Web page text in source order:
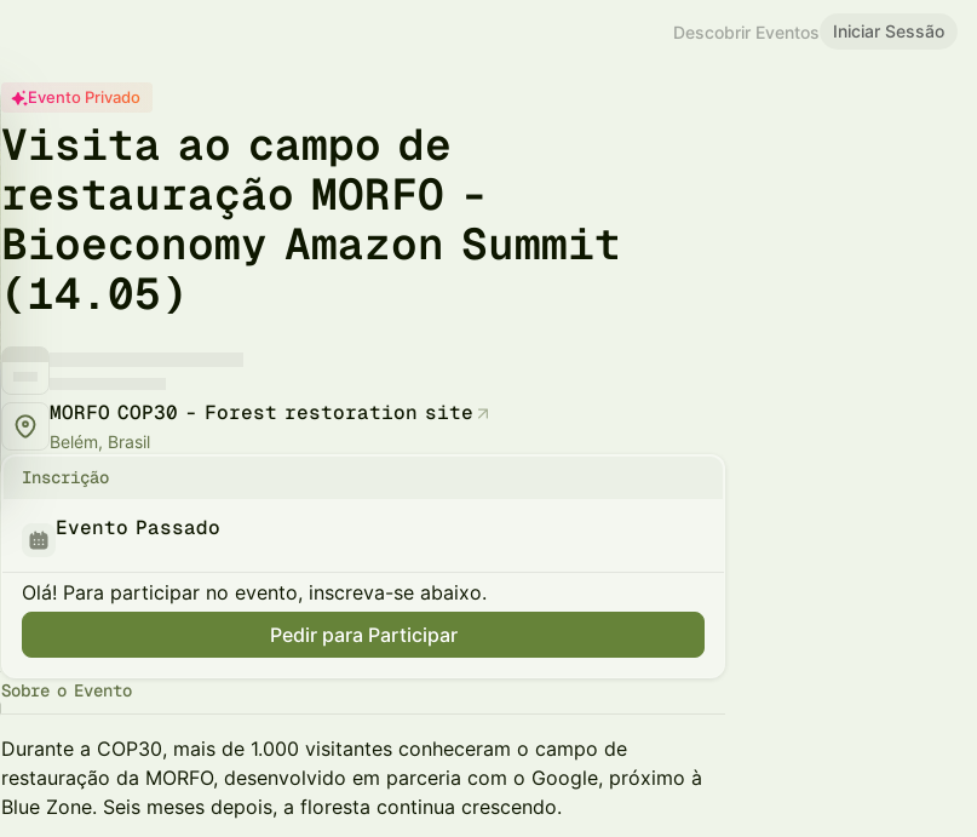
Descobrir Eventos Iniciar Sessão
Evento Privado
Visita ao campo de
restauração MORFO -
Bioeconomy Amazon Summit
(14.05)
MORFO COP30 - Forest restoration site
Belém, Brasil
Inscrição
Evento Passado
Olá! Para participar no evento, inscreva-se abaixo.
Pedir para Participar
Sobre o Evento
Durante a COP30, mais de 1.000 visitantes conheceram o campo de
restauração da MORFO, desenvolvido em parceria com o Google, próximo à
Blue Zone. Seis meses depois, a floresta continua crescendo.